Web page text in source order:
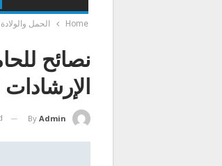
Home الحمل والولادة
نصائح
الإرشادات
By Admin